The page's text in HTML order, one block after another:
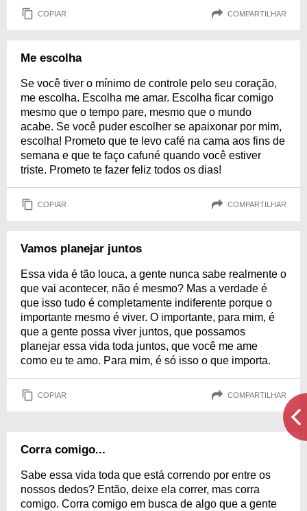
COPIAR COMPARTILHAR
Me escolha
Se você tiver o mínimo de controle pelo seu coração,
me escolha. Escolha me amar. Escolha ficar comigo
mesmo que o tempo pare, mesmo que o mundo
acabe. Se você puder escolher se apaixonar por mim,
escolha! Prometo que te levo café na cama aos fins de
semana e que te faço cafuné quando você estiver
triste. Prometo te fazer feliz todos os dias!
COPIAR COMPARTILHAR
Vamos planejar juntos
Essa vida é tão louca, a gente nunca sabe realmente o
que vai acontecer, não é mesmo? Mas a verdade é
que isso tudo é completamente indiferente porque o
importante mesmo é viver. O importante, para mim, é
que a gente possa viver juntos, que possamos
planejar essa vida toda juntos, que você me ame
como eu te amo. Para mim, é só isso o que importa.
COPIAR COMPARTILHAR
Corra comigo...
Sabe essa vida toda que está correndo por entre os
nossos dedos? Então, deixe ela correr, mas corra
comigo. Corra comigo em busca de algo que a gente